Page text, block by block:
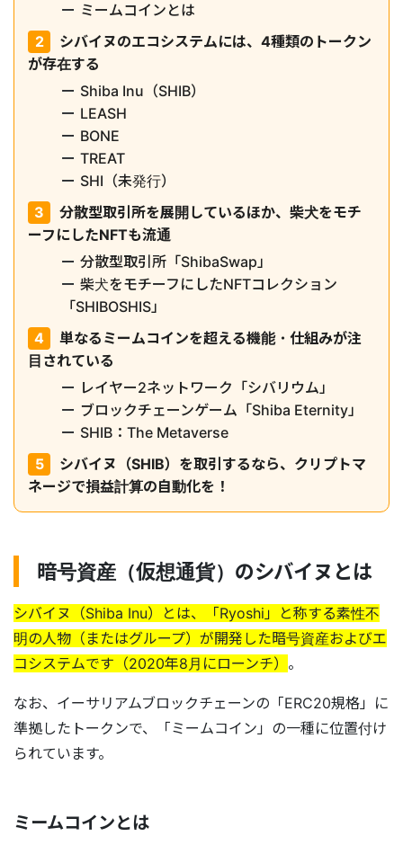
ミームコインとは
シバイヌのエコシステムには、4種類のトークン
が存在する
Shiba Inu（SHIB）
LEASH
BONE
TREAT
SHI（未発行）
分散型取引所を展開しているほか、柴犬をモチ
ーフにしたNFTも流通
分散型取引所「ShibaSwap」
柴犬をモチーフにしたNFTコレクション
「SHIBOSHIS」
単なるミームコインを超える機能・仕組みが注
目されている
レイヤー2ネットワーク「シバリウム」
ブロックチェーンゲーム「Shiba Eternity」
SHIB：The Metaverse
シバイヌ（SHIB）を取引するなら、クリプトマ
ネージで損益計算の自動化を！
暗号資産（仮想通貨）のシバイヌとは
シバイヌ（Shiba Inu）とは、「Ryoshi」と称する素性不
明の人物（またはグループ）が開発した暗号資産およびエ
コシステムです（2020年8月にローンチ） 。
なお、イーサリアムブロックチェーンの「ERC20規格」に
準拠したトークンで、「ミームコイン」の一種に位置付け
られています。
ミームコインとは